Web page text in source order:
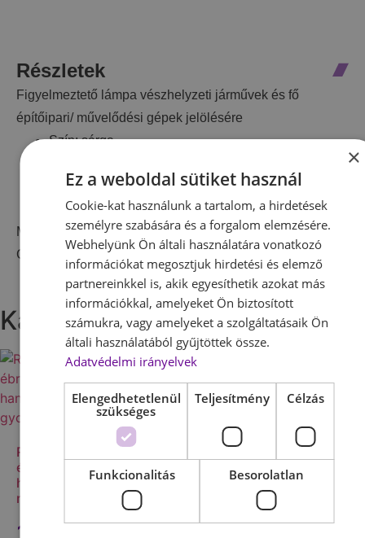
Részletek
Figyelmeztető lámpa vészhelyzeti járművek és fő
építőipari/ művelődési gépek jelölésére
Szín: sárga
Feszültség: 12-24V
E-jeles 12w/3
Méret: 96x28x21 mm
Garancia: 12 hónap
Kapcsolódó termékek
RGB LED lámpa okos
ébresztőóra Bluetooth
hangszóró vezeték
nélküli gyorstöltő
levendula és gyertya
5490Ft
Kosárba teszem
×
Ez a weboldal sütiket használ
Cookie-kat használunk a tartalom, a hirdetések
személyre szabására és a forgalom elemzésére.
Webhelyünk Ön általi használatára vonatkozó
információkat megosztjuk hirdetési és elemző
partnereinkkel is, akik egyesíthetik azokat más
információkkal, amelyeket Ön biztosított
számukra, vagy amelyeket a szolgáltatásaik Ön
általi használatából gyűjtöttek össze.
Adatvédelmi irányelvek
Elengedhetetlenül
szükséges
Teljesítmény Célzás
Funkcionalitás Besorolatlan